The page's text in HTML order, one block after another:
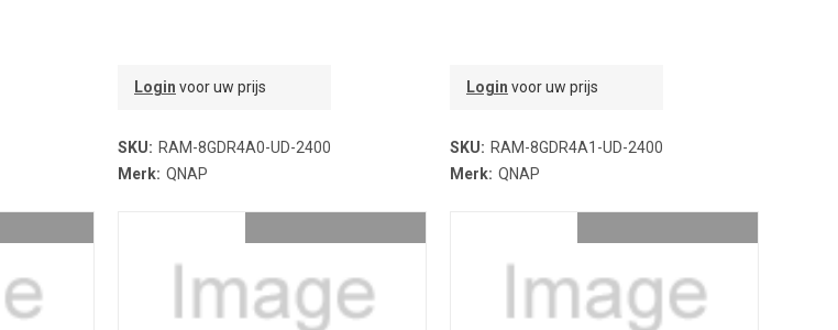
Login voor uw prijs
SKU: RAM-8GDR4A0-UD-2400
Merk: QNAP
Login voor uw prijs
SKU: RAM-8GDR4A1-UD-2400
Merk: QNAP